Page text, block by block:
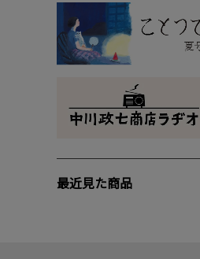
最近見た商品